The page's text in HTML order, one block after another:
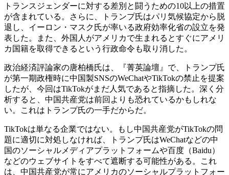
トランスジェンダーに対する差別と闘うための10以上の措置
が含まれている。さらに、トランプ氏はパリ気候協定から脱
退し、イーロン・マスク氏が率いる政府効率化省の設立を発
表した。また、外国人がアメリカで生まれるとすぐにアメリ
カ国籍を取得できるという行政命令も取り消した。
政治経済評論家の唐柏橋氏は、『菁英論壇』で、トランプ氏
が第一期政権時に中国製SNSのWeChatやTikTokの禁止を提案
したが、今回はTikTokがまだ人気であると指摘した。深く分
析すると、中国共産党は前回よりも恐れているかもしれな
い。これはトランプ氏の一手だからだ。
TikTokは単なる企業ではない。もし中国共産党がTikTokの問
題に適切に対処しなければ、トランプ氏はWeChatなどの中
国のソーシャルメディアプラットフォームや百度（Baidu）
などのウェブサイトをすべて遮断する可能性がある。これ
は、中国共産党が常にアメリカのソーシャルプラットフォー